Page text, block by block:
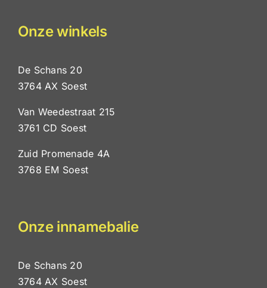
Onze winkels
De Schans 20
3764 AX Soest
Van Weedestraat 215
3761 CD Soest
Zuid Promenade 4A
3768 EM Soest
Onze innamebalie
De Schans 20
3764 AX Soest